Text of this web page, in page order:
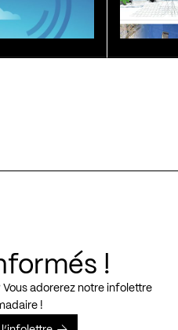
!
adorerez notre infolettre
!